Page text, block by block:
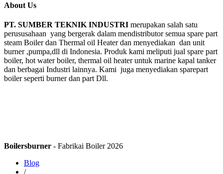
About Us
PT. SUMBER TEKNIK INDUSTRI merupakan salah satu
perususahaan yang bergerak dalam mendistributor semua spare part
steam Boiler dan Thermal oil Heater dan menyediakan dan unit
burner ,pumpa,dll di Indonesia. Produk kami meliputi jual spare part
boiler, hot water boiler, thermal oil heater untuk marine kapal tanker
dan berbagai Industri lainnya. Kami juga menyediakan sparepart
boiler seperti burner dan part Dll.
Boilersburner - Fabrikai Boiler 2026
Blog
/